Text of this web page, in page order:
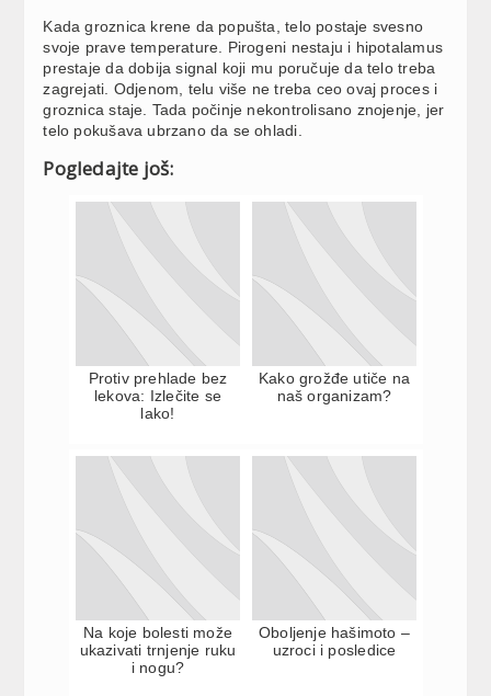
Kada groznica krene da popušta, telo postaje svesno
svoje prave temperature. Pirogeni nestaju i hipotalamus
prestaje da dobija signal koji mu poručuje da telo treba
zagrejati. Odjenom, telu više ne treba ceo ovaj proces i
groznica staje. Tada počinje nekontrolisano znojenje, jer
telo pokušava ubrzano da se ohladi.
Pogledajte još:
Protiv prehlade bez
lekova: Izlečite se
lako!
Kako grožđe utiče na
naš organizam?
Na koje bolesti može
ukazivati trnjenje ruku
i nogu?
Oboljenje hašimoto –
uzroci i posledice